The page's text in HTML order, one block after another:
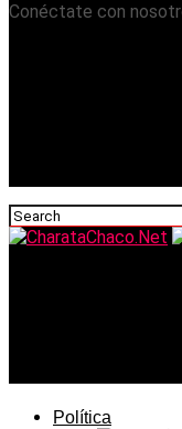
Conéctate con
Política